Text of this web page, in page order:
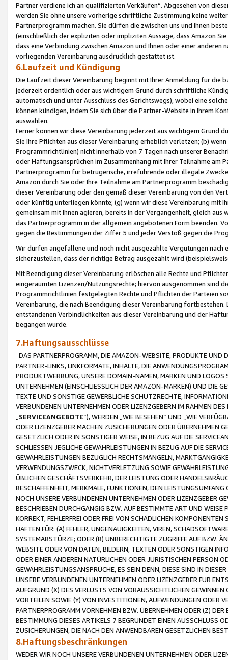
Partner verdiene ich an qualifizierten Verkäufen“. Abgesehen von
werden Sie ohne unsere vorherige schriftliche Zustimmung keine
Partnerprogramm machen. Sie dürfen die zwischen uns und Ihnen
(einschließlich der expliziten oder impliziten Aussage, dass Amazon
dass eine Verbindung zwischen Amazon und Ihnen oder einer
vorliegenden Vereinbarung ausdrücklich gestattet ist.
6.Laufzeit und Kündigung
Die Laufzeit dieser Vereinbarung beginnt mit Ihrer Anmeldung für die
jederzeit ordentlich oder aus wichtigem Grund durch schriftliche
automatisch und unter Ausschluss des Gerichtswegs), wobei eine
können kündigen, indem Sie sich über die Partner-Website in Ihrem
auswählen.
Ferner können wir diese Vereinbarung jederzeit aus wichtigem Grund
Sie Ihre Pflichten aus dieser Vereinbarung erheblich verletzen; (b)
Programmrichtlinien) nicht innerhalb von 7 Tagen nach unserer
oder Haftungsansprüchen im Zusammenhang mit Ihrer Teilnahme am
Partnerprogramm für betrügerische, irreführende oder illegale
Amazon durch Sie oder Ihre Teilnahme am Partnerprogramm
dieser Vereinbarung oder den gemäß dieser Vereinbarung von den
oder künftig unterliegen könnte; (g) wenn wir diese Vereinbarung mit
gemeinsam mit Ihnen agieren, bereits in der Vergangenheit, gleich
das Partnerprogramm in der allgemein angebotenen Form beenden.
gegen die Bestimmungen der Ziffer 5 und jeder Verstoß gegen die
Wir dürfen angefallene und noch nicht ausgezahlte Vergütungen
sicherzustellen, dass der richtige Betrag ausgezahlt wird
Mit Beendigung dieser Vereinbarung erlöschen alle Rechte und
eingeräumten Lizenzen/Nutzungsrechte; hiervon ausgenommen sind
Programmrichtlinien festgelegten Rechte und Pflichten der Parteien
Vereinbarung, die nach Beendigung dieser Vereinbarung
entstandenen Verbindlichkeiten aus dieser Vereinbarung und der
begangen wurde.
7.Haftungsausschlüsse
DAS PARTNERPROGRAMM, DIE AMAZON-WEBSITE, PRODUKTE UND
PARTNER-LINKS, LINKFORMATE, INHALTE, DIE
PRODUKTWERBUNG, UNSERE DOMAIN-NAMEN, MARKEN UND
UNTERNEHMEN (EINSCHLIESSLICH DER AMAZON-MARKEN) UND DIE
TEXTE UND SONSTIGE GEWERBLICHE SCHUTZRECHTE,
VERBUNDENEN UNTERNEHMEN ODER LIZENZGEBERN IM RAHMEN
SERVICEANGEBOTE“), WERDEN „WIE BESEHEN“ UND „WIE
ODER LIZENZGEBER MACHEN ZUSICHERUNGEN ODER ÜBERNEHMEN
GESETZLICH ODER IN SONSTIGER WEISE, IN BEZUG AUF DIE
SCHLIESSEN JEGLICHE GEWÄHRLEISTUNGEN IN BEZUG AUF DIE
GEWÄHRLEISTUNGEN BEZÜGLICH RECHTSMÄNGELN,
VERWENDUNGSZWECK, NICHTVERLETZUNG SOWIE
ÜBLICHEN GESCHÄFTSVERKEHR, DER LEISTUNG ODER
BESCHAFFENHEIT, MERKMALE, FUNKTIONEN, DEN
NOCH UNSERE VERBUNDENEN UNTERNEHMEN ODER LIZENZGEBER
BESCHRIEBEN DURCHGÄNGIG BZW. AUF BESTIMMTE ART UND
KORREKT, FEHLERFREI ODER FREI VON SCHÄDLICHEN
HAFTEN FÜR: (A) FEHLER, UNGENAUIGKEITEN, VIREN,
SYSTEMABSTÜRZE; ODER (B) UNBERECHTIGTE ZUGRIFFE AUF BZW.
WEBSITE ODER VON DATEN, BILDERN, TEXTEN ODER SONSTIGEN
ODER EINER ANDEREN NATÜRLICHEN ODER JURISTISCHEN PERSON
GEWÄHRLEISTUNGSANSPRÜCHE, ES SEIN DENN, DIESE SIND IN
UNSERE VERBUNDENEN UNTERNEHMEN ODER LIZENZGEBER FÜR
AUFGRUND (X) DES VERLUSTS VON VORAUSSICHTLICHEN
VORTEILEN SOWIE (Y) VON INVESTITIONEN, AUFWENDUNGEN ODER
PARTNERPROGRAMM VORNEHMEN BZW. ÜBERNEHMEN ODER (Z)
BESTIMMUNG DIESES ARTIKELS 7 BEGRÜNDET EINEN AUSSCHLUSS
ZUSICHERUNGEN, DIE NACH DEN ANWENDBAREN GESETZLICHEN
8.Haftungsbeschränkungen
WEDER WIR NOCH UNSERE VERBUNDENEN UNTERNEHMEN ODER